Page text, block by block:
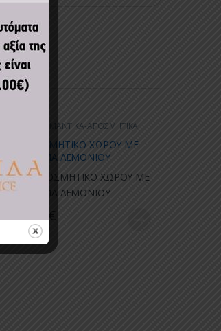
ΑΠΟΛΥΜΑΝΤΙΚΑ-ΑΠΟΣΜΗΤΙΚΑ
ΑΠΟΣΜΗΤΙΚΟ ΧΩΡΟΥ ΜΕ
ΑΡΩΜΑ ΛΕΜΟΝΙΟΥ